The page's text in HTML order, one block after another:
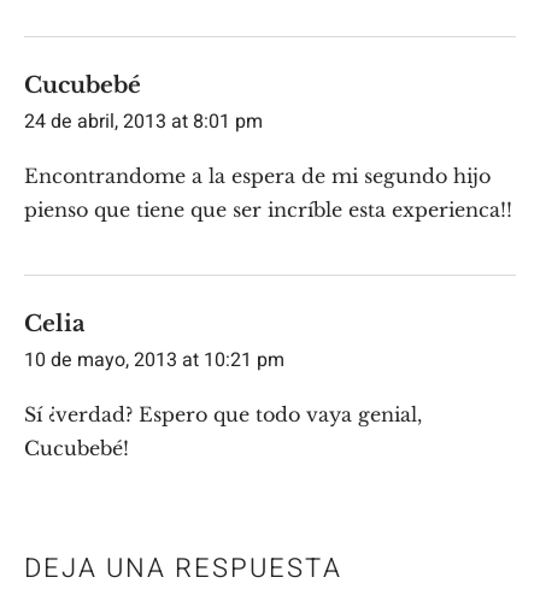
Cucubebé
24 de abril, 2013 at 8:01 pm
Encontrandome a la espera de mi segundo hijo
pienso que tiene que ser incríble esta experienca!!
Celia
10 de mayo, 2013 at 10:21 pm
Sí ¿verdad? Espero que todo vaya genial,
Cucubebé!
DEJA UNA RESPUESTA